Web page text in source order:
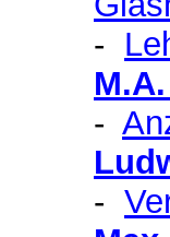
-
- A
-